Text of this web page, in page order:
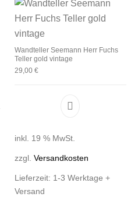
Wandteller Seemann Herr Fuchs
Teller gold vintage
29,00 €
inkl. 19 % MwSt.
zzgl. Versandkosten
Lieferzeit: 1-3 Werktage +
Versand